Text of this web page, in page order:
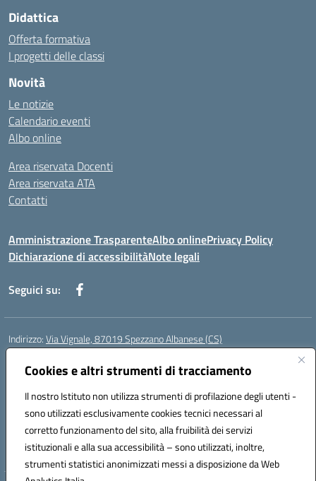
Cookies e altri strumenti di tracciamento
Il nostro Istituto non utilizza strumenti di profilazione degli utenti -
sono utilizzati esclusivamente cookies tecnici necessari al
corretto funzionamento del sito, alla fruibilità dei servizi
istituzionali e alla sua accessibilità – sono utilizzati, inoltre,
strumenti statistici anonimizzati messi a disposizione da Web
Didattica
Offerta formativa
I progetti delle classi
Novità
Le notizie
Calendario eventi
Albo online
Area riservata Docenti
Area riservata ATA
Contatti
Amministrazione TrasparenteAlbo onlinePrivacy Policy
Dichiarazione di accessibilitàNote legali
Seguici su:
Indirizzo:Via Vignale, 87019 Spezzano Albanese (CS)
Centralino:
Posta elettronica certificata (PEC):csic878003@pec.istruzione.it
Codice fiscale: 94018300783
Codice meccanografico:CSIC878003
Codice Indice delle Pubbliche Amministrazioni (IPA): istsc_csic878003
Codice unico di fatturazione (CUF): UFK2HU